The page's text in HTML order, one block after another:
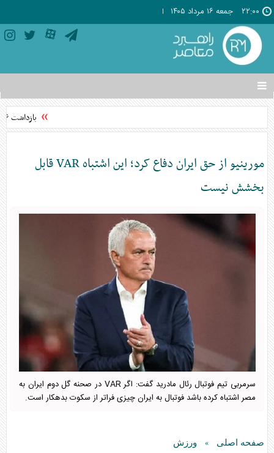
۲۲:۰۰ جمعه ۱۶ مرداد ۱۴۰۵
تغییر
وضعیت
منوی
ها
بازداشت ۶ نفر در پرونده قتل جوانی در ستارخان
مورینیو از حق ایران دفاع کرد؛ این اشتباه VAR قابل
بخشش نیست
سرمربی تیم فوتبال رئال مادرید گفت: اگر VAR در صحنه گل دوم ایران به
مصر اشتباه کرده باشد فوتبال به ایران چیزی فراتر از سکوت بدهکار است.
صفحه اصلی » ورزش